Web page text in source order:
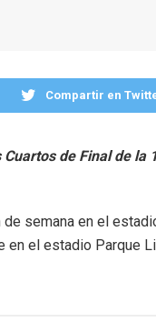
Compartir en
de Final de la
semana en el
en el estadio Parque